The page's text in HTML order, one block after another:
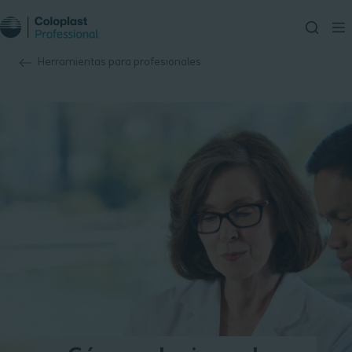
Herramientas para profesionales